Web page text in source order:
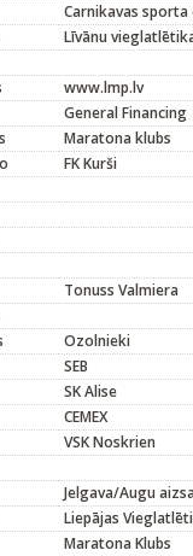
Carnikavas sporta
Līvānu
www.lmp.lv
General Financing
Maratona klubs
FK Kurši
Tonuss Valmiera
Ozolnieki
SEB
SK Alise
CEMEX
VSK Noskrien
Jelgava/Augu
Liepājas
Maratona Klubs